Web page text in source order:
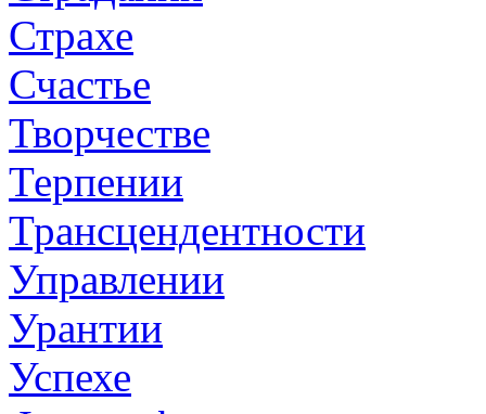
Страхе
Счастье
Творчестве
Терпении
Трансцендентности
Управлении
Урантии
Успехе